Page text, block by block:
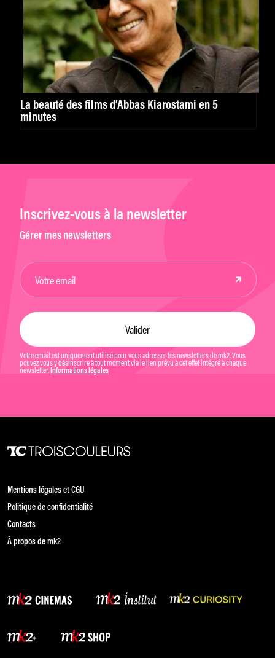
La beauté des films d’Abbas Kiarostami en 5
minutes
Inscrivez-vous à la newsletter
Gérer mes newsletters
Votre email est uniquement utilisé pour vous adresser les newsletters de mk2. Vous
pouvez vous y désinscrire à tout moment via le lien prévu à cet effet intégré à chaque
newsletter. Informations légales
Mentions légales et CGU
Politique de confidentialité
Contacts
À propos de mk2